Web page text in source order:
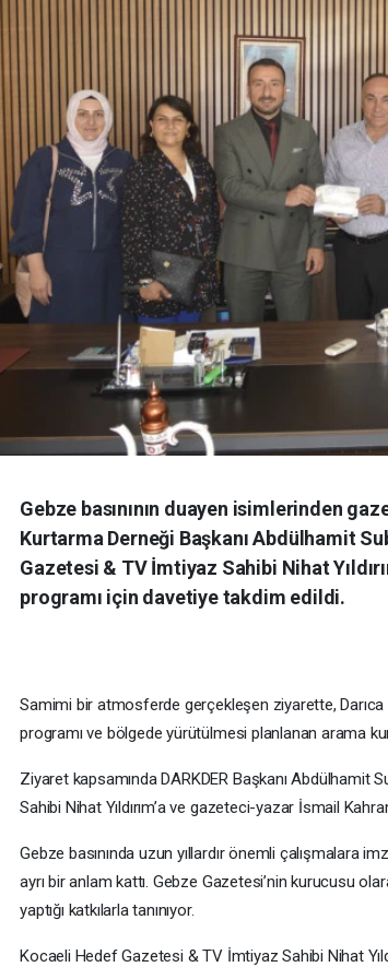
Gebze basınının duayen isimlerinden
Kurtarma Derneği Başkanı Abdülhamit
Gazetesi & TV İmtiyaz Sahibi Nihat
programı için davetiye takdim edildi.
Samimi bir atmosferde gerçekleşen ziyarette, Darıca
programı ve bölgede yürütülmesi planlanan arama
Ziyaret kapsamında DARKDER Başkanı Abdülhamit
Sahibi Nihat Yıldırım’a ve gazeteci-yazar İsmail
Gebze basınında uzun yıllardır önemli çalışmalara
ayrı bir anlam kattı. Gebze Gazetesi’nin kurucusu
yaptığı katkılarla tanınıyor.
Kocaeli Hedef Gazetesi & TV İmtiyaz Sahibi Nihat